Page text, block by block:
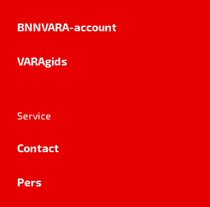
BNNVARA-account
VARAgids
Service
Contact
Pers